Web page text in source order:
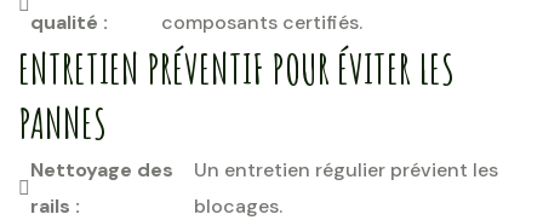
qualité :
composants certifiés.
ENTRETIEN PRÉVENTIF POUR ÉVITER LES
PANNES
Nettoyage des
rails :
Un entretien régulier prévient les
blocages.